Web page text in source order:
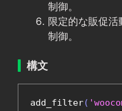
制御。
限定的な販促
制御。
構文
add_filter(